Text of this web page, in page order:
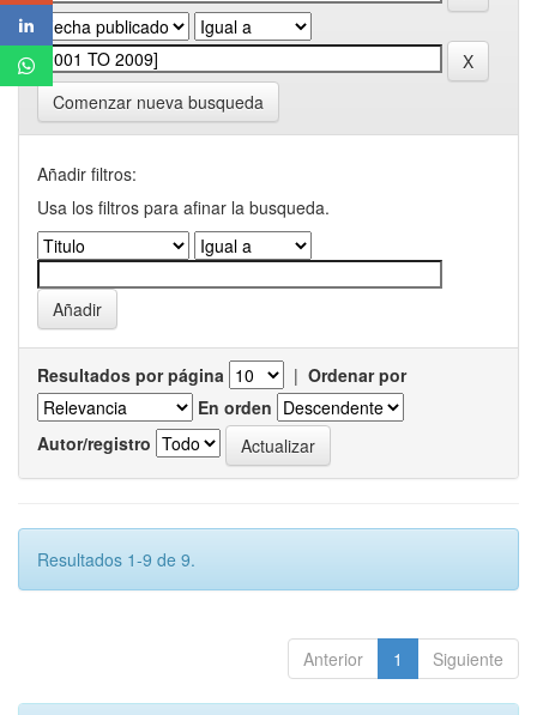
Comenzar nueva busqueda
Añadir filtros:
Usa los filtros para afinar la busqueda.
Resultados por página | Ordenar por
En orden
Autor/registro
Resultados 1-9 de 9.
Anterior 1 Siguiente